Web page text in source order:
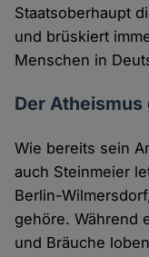
Staatsoberhaupt
und brüskiert
Menschen in
Der
Wie bereits sein
auch Steinmeier
Berlin-
gehöre. Während
und Bräuche